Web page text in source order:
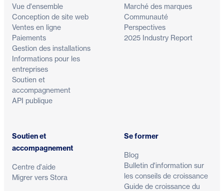
Vue d'ensemble
Conception de site web
Ventes en ligne
Paiements
Gestion des installations
Informations pour les
entreprises
Soutien et
accompagnement
API publique
Marché des marques
Communauté
Perspectives
2025 Industry Report
Soutien et
accompagnement
Centre d'aide
Migrer vers Stora
Se former
Blog
Bulletin d'information sur
les conseils de croissance
Guide de croissance du